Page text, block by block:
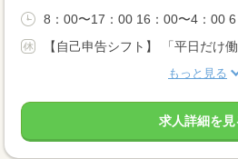
8：00〜17：00 16：00〜4：00
【自己申告シフト】 「平日だけ
もっと見る
求人詳細を見